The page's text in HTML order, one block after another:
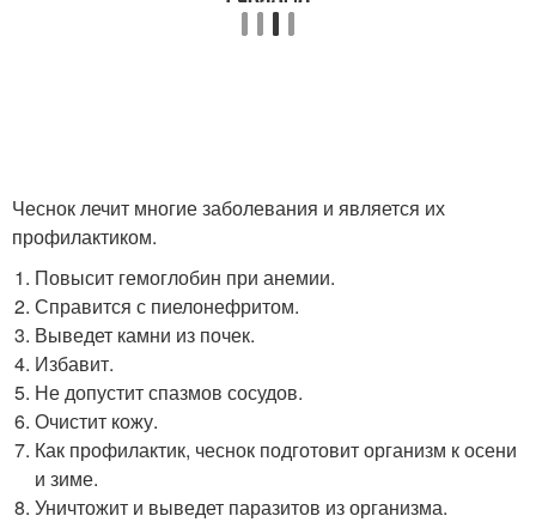
Чеснок лечит многие заболевания и является их
профилактиком.
Повысит гемоглобин при анемии.
Справится с пиелонефритом.
Выведет камни из почек.
Избавит.
Не допустит спазмов сосудов.
Очистит кожу.
Как профилактик, чеснок подготовит организм к осени
и зиме.
Уничтожит и выведет паразитов из организма.